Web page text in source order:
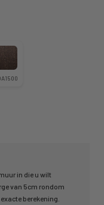
in die u wilt
van 5cm rondom
berekening.